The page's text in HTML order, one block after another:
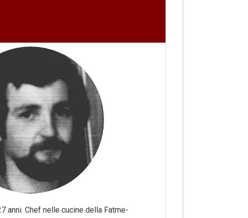
anni. Chef nelle cucine della Fatme-